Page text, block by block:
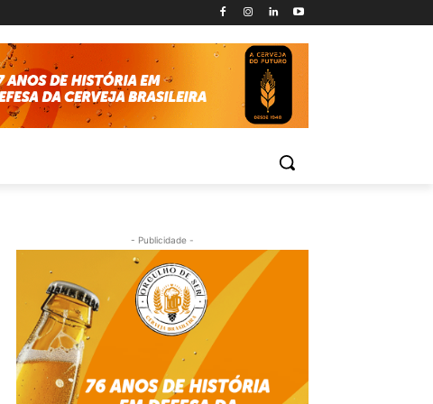
- Publicidade -